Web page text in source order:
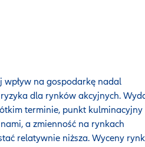
na gospodarkę nadal
dla rynków akcyjnych.
terminie, punkt kulminacyjny
a zmienność na rynkach
relatywnie niższa. Wyceny